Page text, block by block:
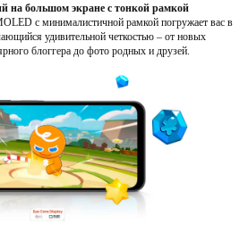
на большом экране с тонкой рамкой
с минималистичной рамкой погружает вас в
удивительной четкостью – от новых
блоггера до фото родных и друзей.